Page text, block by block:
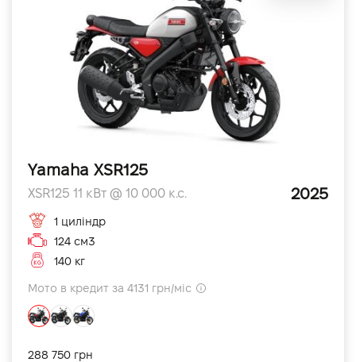
Yamaha XSR125
XSR125 11 кВт @ 10 000 к.с. 2025
1 циліндр
124 см3
140 кг
Мото в кредит за 4131 грн/міс
288 750 грн